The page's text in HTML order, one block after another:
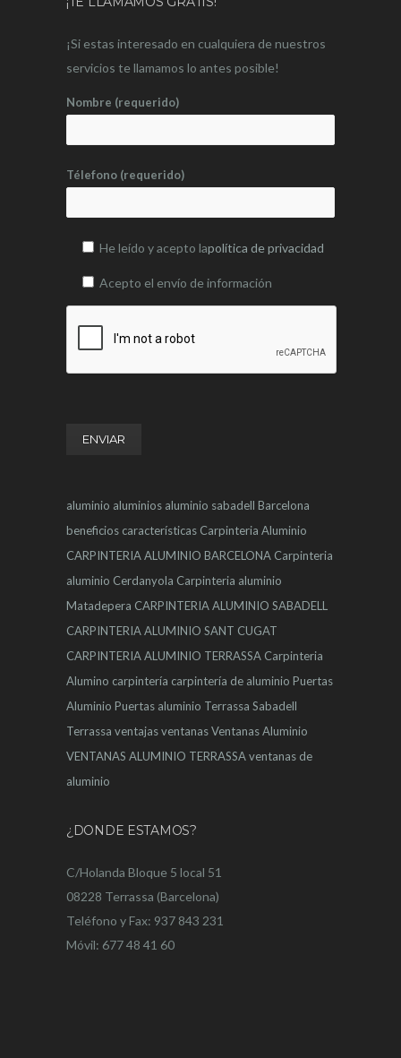
¡Si estas interesado en cualquiera de nuestros
servicios te llamamos lo antes posible!
Nombre (requerido)
Télefono (requerido)
He leído y acepto lapolítica de privacidad
Acepto el envío de información
aluminio aluminios aluminio sabadell Barcelona
beneficios características Carpinteria Aluminio
CARPINTERIA ALUMINIO BARCELONA Carpinteria
aluminio Cerdanyola Carpinteria aluminio
Matadepera CARPINTERIA ALUMINIO SABADELL
CARPINTERIA ALUMINIO SANT CUGAT
CARPINTERIA ALUMINIO TERRASSA Carpinteria
Alumino carpintería carpintería de aluminio Puertas
Aluminio Puertas aluminio Terrassa Sabadell
Terrassa ventajasventanasVentanas Aluminio
VENTANAS ALUMINIO TERRASSAventanas de
aluminio
¿DONDE ESTAMOS?
C/Holanda Bloque 5 local 51
08228 Terrassa (Barcelona)
Teléfono y Fax: 937 843 231
Móvil: 677 48 41 60